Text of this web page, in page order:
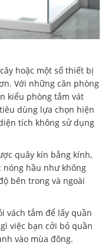
hoặc một số thiết bị
Với những căn phòng
kiểu phòng tắm vát
dùng lựa chọn hiện
tích không sử dụng
quây kín bằng kính,
nóng hầu như không
bên trong và ngoài
vách tắm để lấy quần
việc bạn cởi bỏ quần
vào mùa đông.